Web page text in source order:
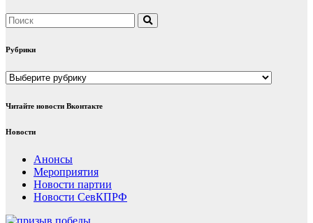
Рубрики
Рубрики
Читайте новости Вконтакте
Новости
Анонсы
Мероприятия
Новости партии
Новости СевКПРФ